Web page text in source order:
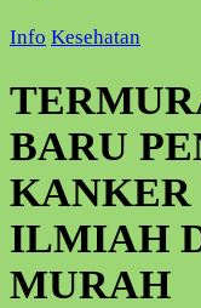
Info Kesehatan
BARU
KANKER
ILMIAH
MURAH